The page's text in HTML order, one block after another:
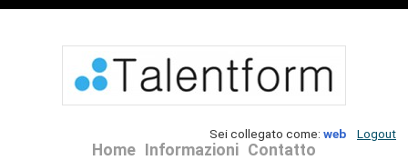
Sei collegato come: web Logout
Home Informazioni Contatto